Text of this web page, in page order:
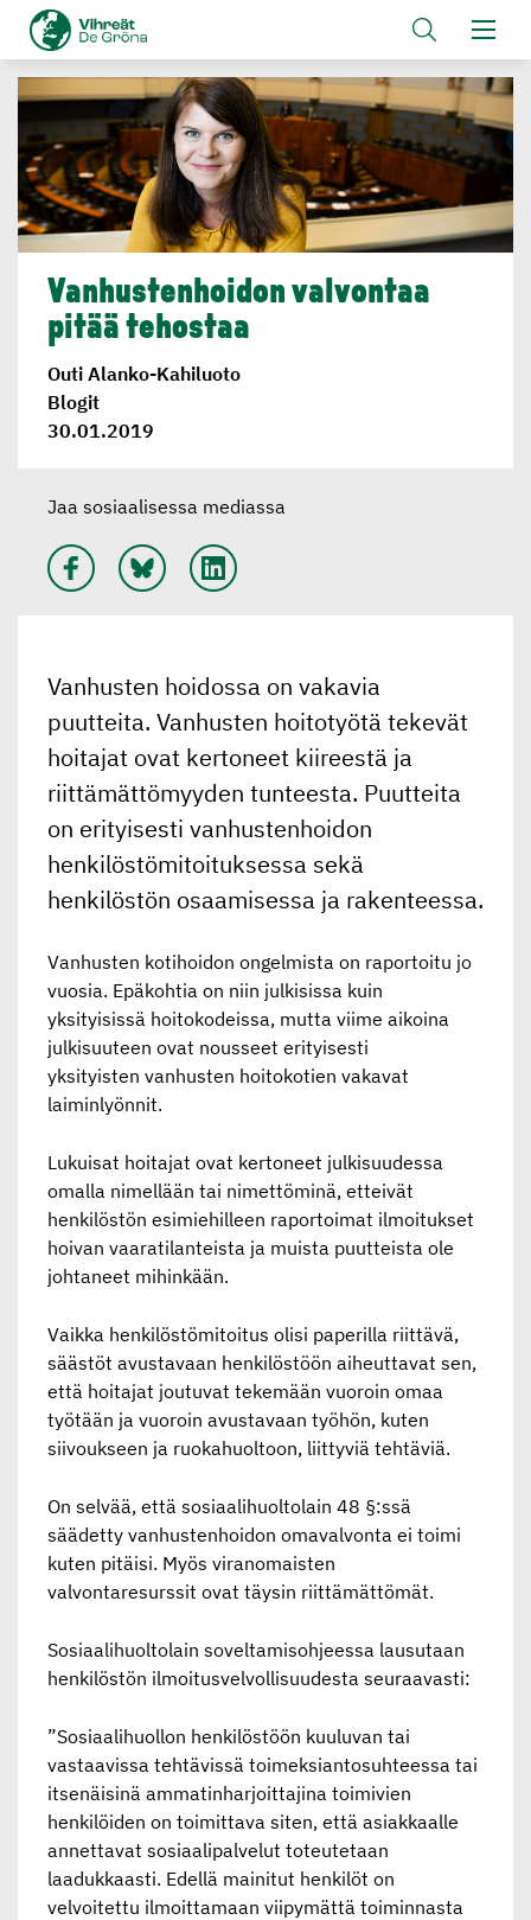
Vanhusten­hoidon valvontaa
pitää tehostaa
Outi Alanko-Kahiluoto
Blogit
30.01.2019
Jaa sosiaalisessa mediassa
Vanhusten hoidossa on vakavia
puutteita. Vanhusten hoitotyötä tekevät
hoitajat ovat kertoneet kiireestä ja
riittämättömyyden tunteesta. Puutteita
on erityisesti vanhustenhoidon
henkilöstömitoituksessa sekä
henkilöstön osaamisessa ja rakenteessa.
Vanhusten kotihoidon ongelmista on raportoitu jo
vuosia. Epäkohtia on niin julkisissa kuin
yksityisissä hoitokodeissa, mutta viime aikoina
julkisuuteen ovat nousseet erityisesti
yksityisten vanhusten hoitokotien vakavat
laiminlyönnit.
Lukuisat hoitajat ovat kertoneet julkisuudessa
omalla nimellään tai nimettöminä, etteivät
henkilöstön esimiehilleen raportoimat ilmoitukset
hoivan vaaratilanteista ja muista puutteista ole
johtaneet mihinkään.
Vaikka henkilöstömitoitus olisi paperilla riittävä,
säästöt avustavaan henkilöstöön aiheuttavat sen,
että hoitajat joutuvat tekemään vuoroin omaa
työtään ja vuoroin avustavaan työhön, kuten
siivoukseen ja ruokahuoltoon, liittyviä tehtäviä.
On selvää, että sosiaalihuoltolain 48 §:ssä
säädetty vanhustenhoidon omavalvonta ei toimi
kuten pitäisi. Myös viranomaisten
valvontaresurssit ovat täysin riittämättömät.
Sosiaalihuoltolain soveltamisohjeessa lausutaan
henkilöstön ilmoitusvelvollisuudesta seuraavasti:
”Sosiaalihuollon henkilöstöön kuuluvan tai
vastaavissa tehtävissä toimeksiantosuhteessa tai
itsenäisinä ammatinharjoittajina toimivien
henkilöiden on toimittava siten, että asiakkaalle
annettavat sosiaalipalvelut toteutetaan
laadukkaasti. Edellä mainitut henkilöt on
velvoitettu ilmoittamaan viipymättä toiminnasta